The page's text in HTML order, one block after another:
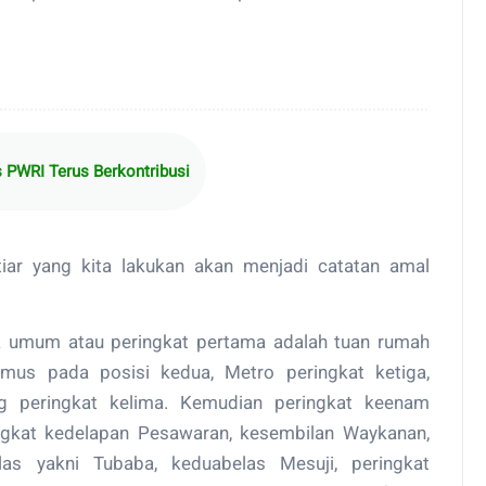
Terus Berkontribusi
yang kita lakukan akan menjadi catatan amal
atau peringkat pertama adalah tuan rumah
pada posisi kedua, Metro peringkat ketiga,
peringkat kelima. Kemudian peringkat keenam
kedelapan Pesawaran, kesembilan Waykanan,
yakni Tubaba, keduabelas Mesuji, peringkat